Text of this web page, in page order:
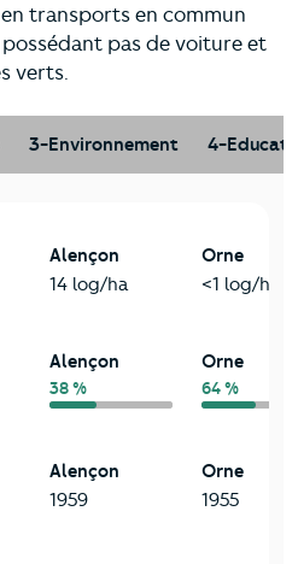
transports en commun
possédant pas de voiture et
verts.
3-Environnement 4-
Alençon
14 log/ha
Orne
<1 log/ha
Alençon
38 %
Orne
64 %
Alençon
1959
Orne
1955